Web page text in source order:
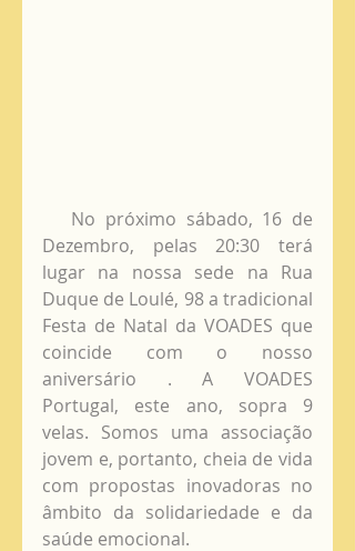
Dezembro, pelas 20:30 terá
lugar na nossa sede na Rua
Duque de Loulé, 98 a tradicional
Festa de Natal da VOADES que
coincide com o nosso
aniversário . A VOADES
Portugal, este ano, sopra 9
velas. Somos uma associação
jovem e, portanto, cheia de vida
com propostas inovadoras no
âmbito da solidariedade e da
saúde emocional.